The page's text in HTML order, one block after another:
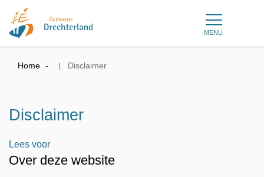
MENU
Home Disclaimer
Disclaimer
Lees voor
Over deze website